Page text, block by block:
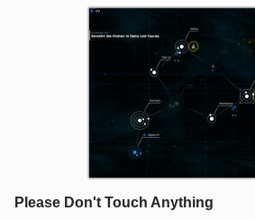
Please Don't Touch Anything